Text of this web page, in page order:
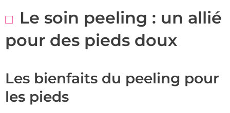
Le soin peeling : un allié
pour des pieds doux
Les bienfaits du peeling pour
les pieds